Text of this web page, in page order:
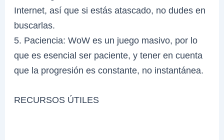
Internet, así que si estás atascado, no dudes en
buscarlas.
5. Paciencia: WoW es un juego masivo, por lo
que es esencial ser paciente, y tener en cuenta
que la progresión es constante, no instantánea.
RECURSOS ÚTILES